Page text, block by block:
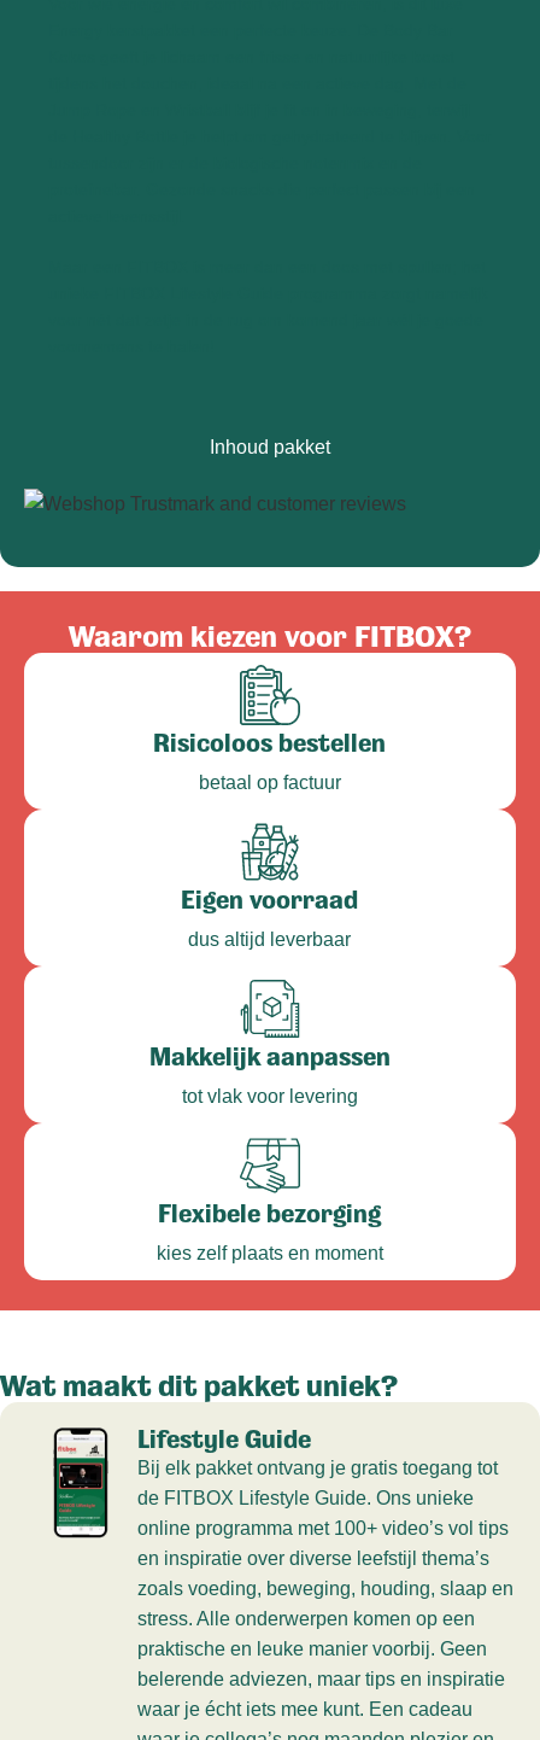
Inhoud pakket
Waarom kiezen voor FITBOX?
Risicoloos bestellen
betaal op factuur
Eigen voorraad
dus altijd leverbaar
Makkelijk aanpassen
tot vlak voor levering
Flexibele bezorging
kies zelf plaats en moment
Wat maakt dit pakket uniek?
Lifestyle Guide
Bij elk pakket ontvang je gratis toegang tot
de FITBOX Lifestyle Guide. Ons unieke
online programma met 100+ video’s vol tips
en inspiratie over diverse leefstijl thema’s
zoals voeding, beweging, houding, slaap en
stress. Alle onderwerpen komen op een
praktische en leuke manier voorbij. Geen
belerende adviezen, maar tips en inspiratie
waar je écht iets mee kunt. Een cadeau